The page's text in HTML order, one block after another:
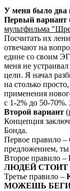
У меня было два
Первый вариант
мультфильма
Посчитать их
отвечают на
едине со своим
меня не
цели. Я начал
на столько
применения
с 1-2% до 50-
Второй вариант (
Концепция
Бонда.
Первое правило –
предложением, ты
Второе правило –
ЛЮДЕЙ СТОИТ
Третье правило –
МОЖЕШЬ БЕГИ